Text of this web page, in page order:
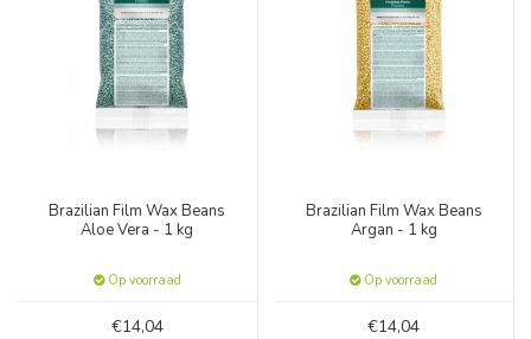
Brazilian Film Wax Beans
Aloe Vera - 1 kg
Op voorraad
€14,04
Brazilian Film Wax Beans
Argan - 1 kg
Op voorraad
€14,04